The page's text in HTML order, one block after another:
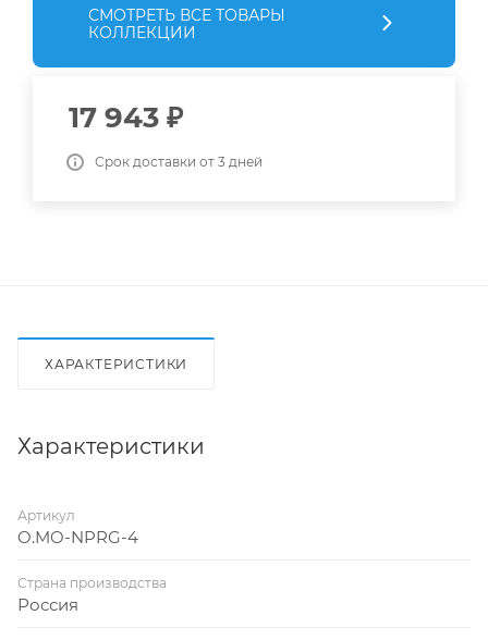
СМОТРЕТЬ ВСЕ ТОВАРЫ
КОЛЛЕКЦИИ
17 943 ₽
Срок доставки от 3 дней
ХАРАКТЕРИСТИКИ
Характеристики
Артикул
O.MO-NPRG-4
Страна производства
Россия